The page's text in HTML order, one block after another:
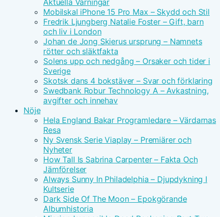
Aktuella Varningar
Mobilskal iPhone 15 Pro Max – Skydd och Stil
Fredrik Ljungberg Natalie Foster – Gift, barn
och liv i London
Johan de Jong Skierus ursprung – Namnets
rötter och släktfakta
Solens upp och nedgång – Orsaker och tider i
Sverige
Skotsk dans 4 bokstäver – Svar och förklaring
Swedbank Robur Technology A – Avkastning,
avgifter och innehav
Nöje
Hela England Bakar Programledare – Värdarnas
Resa
Ny Svensk Serie Viaplay – Premiärer och
Nyheter
How Tall Is Sabrina Carpenter – Fakta Och
Jämförelser
Always Sunny In Philadelphia – Djupdykning I
Kultserie
Dark Side Of The Moon – Epokgörande
Albumhistoria